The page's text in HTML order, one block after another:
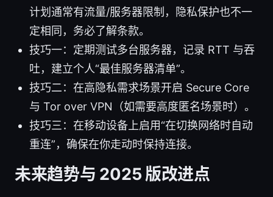
计划通常有流量/服务器限制，隐私保护也不一
定相同，务必了解条款。
技巧一：定期测试多台服务器，记录 RTT 与吞
吐，建立个人“最佳服务器清单”。
技巧二：在高隐私需求场景开启 Secure Core
与 Tor over VPN（如需要高度匿名场景时）。
技巧三：在移动设备上启用“在切换网络时自动
重连”，确保在你走动时保持连接。
未来趋势与 2025 版改进点